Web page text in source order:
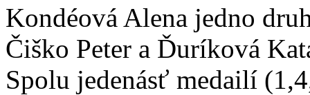
Kondéová Alena jedno
Čiško Peter a Ďuríková
Spolu jedenásť medailí